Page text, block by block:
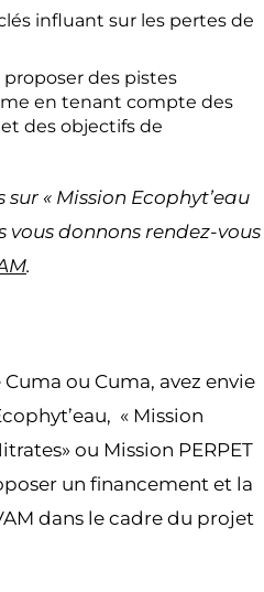
influant sur les pertes de
des pistes
en tenant compte des
des objectifs de
« Mission Ecophyt’eau
vous donnons rendez-vous
.
ou Cuma, avez envie
« Mission
ou Mission PERPET
un financement et la
dans le cadre du projet